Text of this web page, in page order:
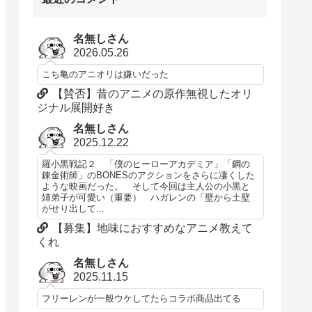
名無しさん
2026.05.26
こち亀のアニオリは嫌いだった
【賛否】昔のアニメの原作無視したオリ
ジナル展開好き
名無しさん
2025.12.22
羅小黒戦記２ 「僕のヒーローアカデミア」「鋼の
錬金術師」のBONESのアクションをさらに凄くした
ような映画だった。 そして今回は主人公の小黒と
姉弟子が可愛い（重要） ハガレンの「壁から土壁
がせり出して...
【募集】地味におすすめなアニメ教えて
くれ
名無しさん
2025.11.15
フリーレンが一般ウケしてたらコラボ商品出てる